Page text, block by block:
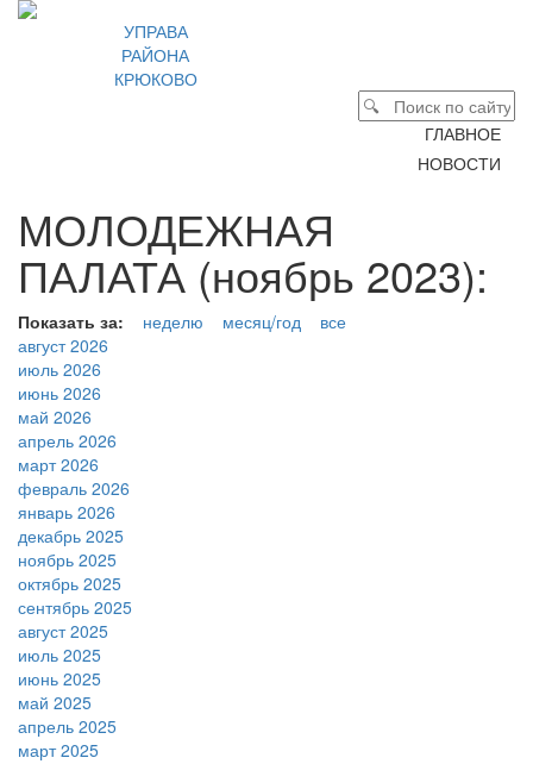
УПРАВА
РАЙОНА
КРЮКОВО
ГЛАВНОЕ
НОВОСТИ
МОЛОДЕЖНАЯ
ПАЛАТА (ноябрь 2023):
Показать за: неделю месяц/год
все
август 2026
июль 2026
июнь 2026
май 2026
апрель 2026
март 2026
февраль 2026
январь 2026
декабрь 2025
ноябрь 2025
октябрь 2025
сентябрь 2025
август 2025
июль 2025
июнь 2025
май 2025
апрель 2025
март 2025